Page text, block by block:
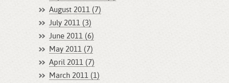
August 2011 (7)
July 2011 (3)
June 2011 (6)
May 2011 (7)
April 2011 (7)
March 2011 (1)